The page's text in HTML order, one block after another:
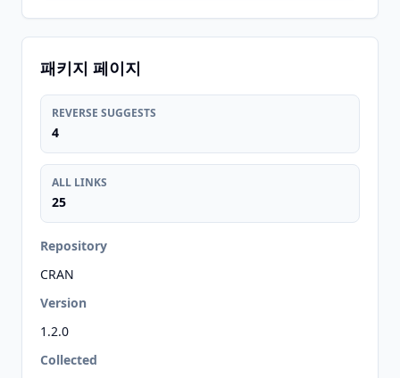
패키지 페이지
REVERSE SUGGESTS
4
ALL LINKS
25
Repository
CRAN
Version
1.2.0
Collected